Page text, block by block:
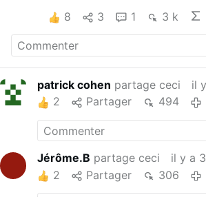
podcastWar
Bannon (18
nous sommes
"Où est notre
s'exprime-t-il
Il a utilisé
d'une pieuvre
et la nation
dans ce cas, il
8 3 1 3 k
patrick cohen partage ceci
il
2
Partager 494
Jérôme.B partage ceci
il y a
2
Partager 306